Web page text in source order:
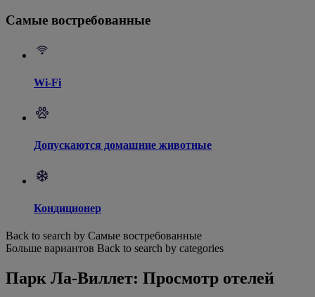
Самые востребованные
Wi-Fi
Допускаются домашние животные
Кондиционер
Back to search by Самые востребованные
Больше вариантов Back to search by categories
Парк Ла-Виллет: Просмотр отелей